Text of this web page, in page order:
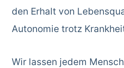
den Erhalt von
Autonomie trotz
Wir lassen jedem